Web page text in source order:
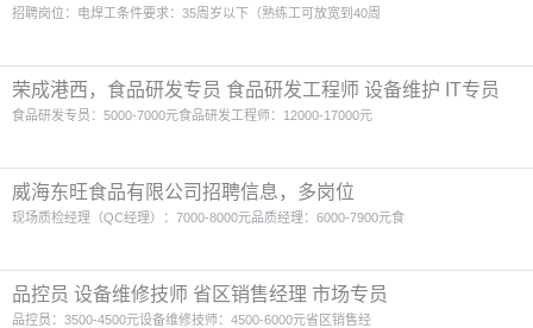
招聘岗位：电焊工条件要求：35周岁以下（熟练工可放宽到40周
荣成港西，食品研发专员 食品研发工程师 设备维护 IT专员
食品研发专员：5000-7000元食品研发工程师：12000-17000元
威海东旺食品有限公司招聘信息，多岗位
现场质检经理（QC经理）：7000-8000元品质经理：6000-7900元食
品控员 设备维修技师 省区销售经理 市场专员
品控员：3500-4500元设备维修技师：4500-6000元省区销售经